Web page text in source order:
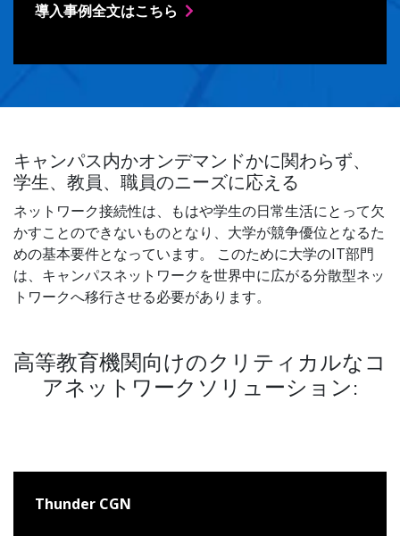
導入事例全文はこちら
キャンパス内かオンデマンドかに関わらず、
学生、教員、職員のニーズに応える
ネットワーク接続性は、もはや学生の日常生活にとって欠
かすことのできないものとなり、大学が競争優位となるた
めの基本要件となっています。 このために大学のIT部門
は、キャンパスネットワークを世界中に広がる分散型ネッ
トワークへ移行させる必要があります。
高等教育機関向けのクリティカルなコ
アネットワークソリューション:
Thunder CGN